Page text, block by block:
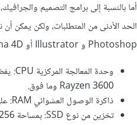
أما بالنسبة إلى برامج التصميم
Photoshop و Illustrator أو Cinema 4D .. إلخ:
Rayzen 3600 وما فوق.
ذاكرة الوصول العشوائي RAM: على الأقل 8 جيجابايت بسرعة 2600 MHz
تخزين من نوع SSD: بمساحة 256 جيجابايت على الأقل.